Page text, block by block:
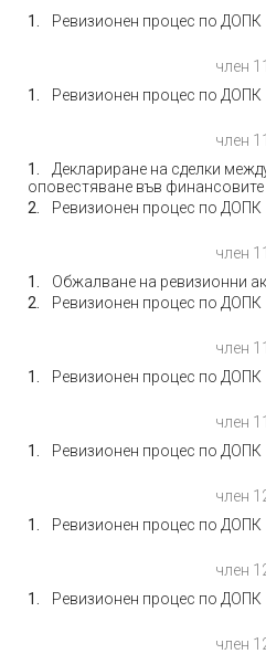
Ревизионен процес по ДОПК
член
Ревизионен процес по ДОПК
член
Деклариране на сделки
оповестяване във финансовите
Ревизионен процес по ДОПК
член
Обжалване на ревизионни
Ревизионен процес по ДОПК
член
Ревизионен процес по ДОПК
член
Ревизионен процес по ДОПК
член
Ревизионен процес по ДОПК
член
Ревизионен процес по ДОПК
член